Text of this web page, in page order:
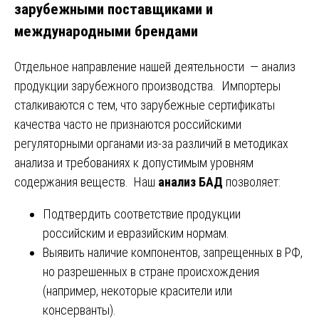
зарубежными поставщиками и
международными брендами
Отдельное направление нашей деятельности — анализ
продукции зарубежного производства. Импортеры
сталкиваются с тем, что зарубежные сертификаты
качества часто не признаются российскими
регуляторными органами из-за различий в методиках
анализа и требованиях к допустимым уровням
содержания веществ. Наш анализ БАД позволяет:
Подтвердить соответствие продукции
российским и евразийским нормам.
Выявить наличие компонентов, запрещенных в РФ,
но разрешенных в стране происхождения
(например, некоторые красители или
консерванты).